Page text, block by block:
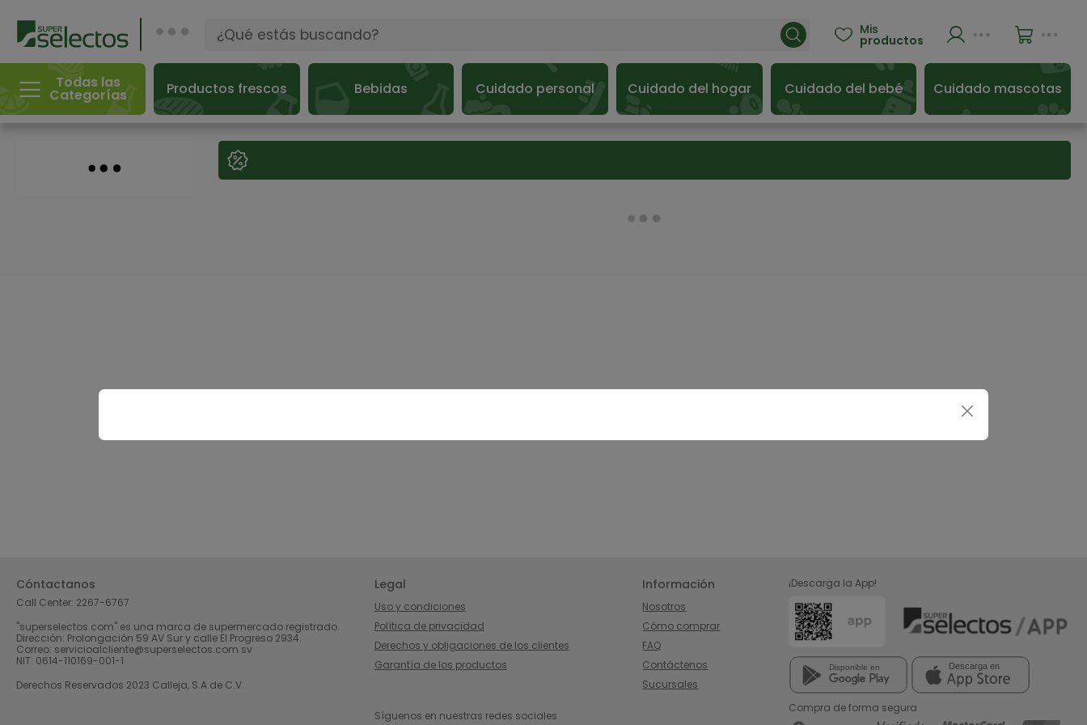
 Mis
productos
Todas las
Categorías Productos frescos Bebidas Cuidado personal Cuidado del hogar Cuidado del bebé Cuidado mascotas
Cóntactanos
Call Center: 2267-6767
"superselectos.com" es una marca de supermercado registrado.
Dirección: Prolongación 59 AV Sur y calle El Progreso 2934.
Correo: servicioalcliente@superselectos.com.sv
NIT: 0614-110169-001-1
Derechos Reservados 2023 Calleja, S.A de C.V.
Legal
Uso y condiciones
Política de privacidad
Derechos y obligaciones de los clientes
Garantía de los productos
Información
Nosotros
Cómo comprar
FAQ
Contáctenos
Sucursales
Síguenos en nuestras redes sociales
¡Descarga la App!
Compra de forma segura